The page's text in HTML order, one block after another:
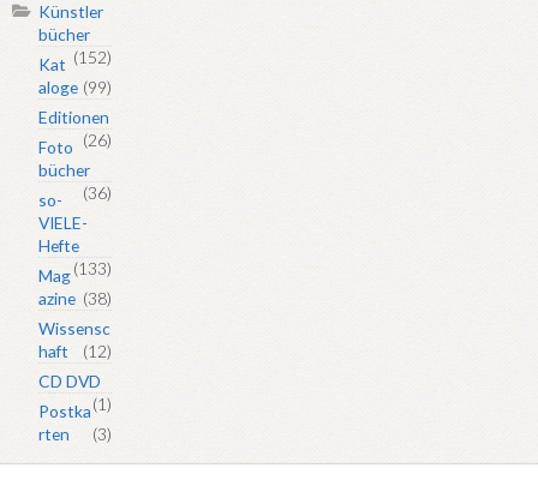
Künstler
bücher
(152)
Kat
aloge (99)
Editionen
(26)
Foto
bücher
(36)
so-
VIELE-
Hefte
(133)
Mag
azine (38)
Wissensc
haft
(12)
CD DVD
(1)
Postka
rten
(3)